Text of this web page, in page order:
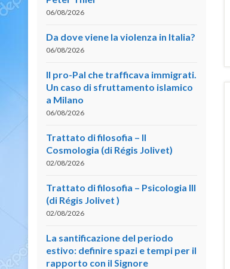
06/08/2026
Da dove viene la violenza in Italia?
06/08/2026
Il pro-Pal che trafficava immigrati.
Un caso di sfruttamento islamico
a Milano
06/08/2026
Trattato di filosofia – II
Cosmologia (di Régis Jolivet)
02/08/2026
Trattato di filosofia – Psicologia III
(di Régis Jolivet )
02/08/2026
La santificazione del periodo
estivo: definire spazi e tempi per il
rapporto con il Signore